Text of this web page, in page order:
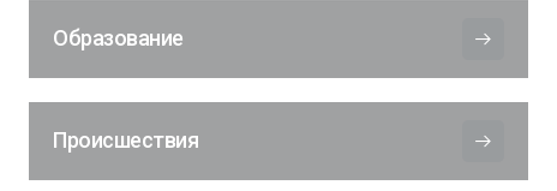
Образование
Происшествия